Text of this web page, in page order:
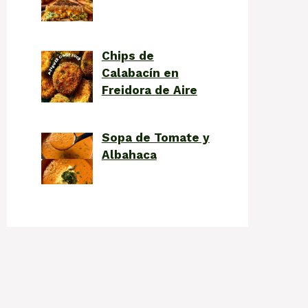
Chips de
Calabacín en
Freidora de Aire
Sopa de Tomate y
Albahaca